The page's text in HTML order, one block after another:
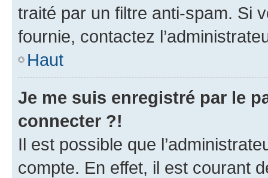
traité par un filtre anti-spam. Si
fournie, contactez
Haut
Je me suis enregistré par le
connecter ?!
Il est possible que
compte. En effet, il est courant